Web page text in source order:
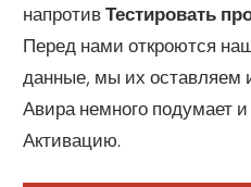
напротивТестировать
Перед нами откроются
данные, мы их
Авира немного подумает
Активацию.